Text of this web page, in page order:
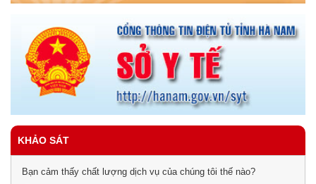
KHẢO SÁT
Bạn cảm thấy chất lượng dịch vụ của chúng tôi thế nào?